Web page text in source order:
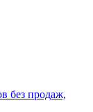
без продаж,